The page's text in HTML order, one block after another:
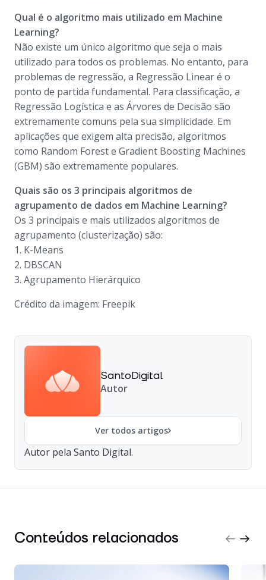
Qual é o algoritmo mais utilizado em Machine
Learning?
Não existe um único algoritmo que seja o mais
utilizado para todos os problemas. No entanto, para
problemas de regressão, a Regressão Linear é o
ponto de partida fundamental. Para classificação, a
Regressão Logística e as Árvores de Decisão são
extremamente comuns pela sua simplicidade. Em
aplicações que exigem alta precisão, algoritmos
como Random Forest e Gradient Boosting Machines
(GBM) são extremamente populares.
Quais são os 3 principais algoritmos de
agrupamento de dados em Machine Learning?
Os 3 principais e mais utilizados algoritmos de
agrupamento (clusterização) são:
1. K-Means
2. DBSCAN
3. Agrupamento Hierárquico
Crédito da imagem: Freepik
SantoDigital
Autor
Ver todos artigos
Autor pela Santo Digital.
Conteúdos relacionados